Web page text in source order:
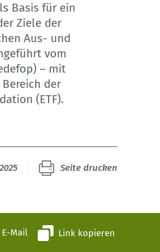
Basis für ein
Ziele der
Aus- und
vom
– mit
der
(ETF).
Seite drucken
E-Mail Link kopieren